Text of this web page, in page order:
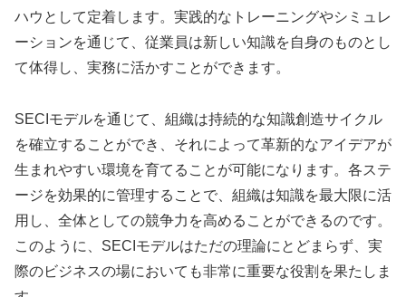
ハウとして定着します。実践的なトレーニングやシミュレ
ーションを通じて、従業員は新しい知識を自身のものとし
て体得し、実務に活かすことができます。
SECIモデルを通じて、組織は持続的な知識創造サイクル
を確立することができ、それによって革新的なアイデアが
生まれやすい環境を育てることが可能になります。各ステ
ージを効果的に管理することで、組織は知識を最大限に活
用し、全体としての競争力を高めることができるのです。
このように、SECIモデルはただの理論にとどまらず、実
際のビジネスの場においても非常に重要な役割を果たしま